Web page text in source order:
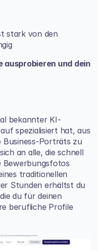
stark von den
und dein
bekannter KI-
spezialisiert hat, aus
Business-Porträts zu
an alle, die schnell
Bewerbungsfotos
traditionellen
Stunden erhältst du
du für deinen
berufliche Profile